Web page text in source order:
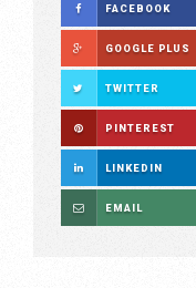
FACEBOOK
GOOGLE PLUS
TWITTER
PINTEREST
LINKEDIN
EMAIL